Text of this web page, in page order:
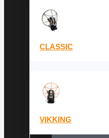
CLASSIC
VIKKING